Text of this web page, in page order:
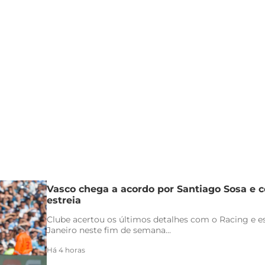
Vasco chega a acordo por Santiago Sosa e
estreia
Clube acertou os últimos detalhes com o Racing e
Janeiro neste fim de semana...
Há 4 horas